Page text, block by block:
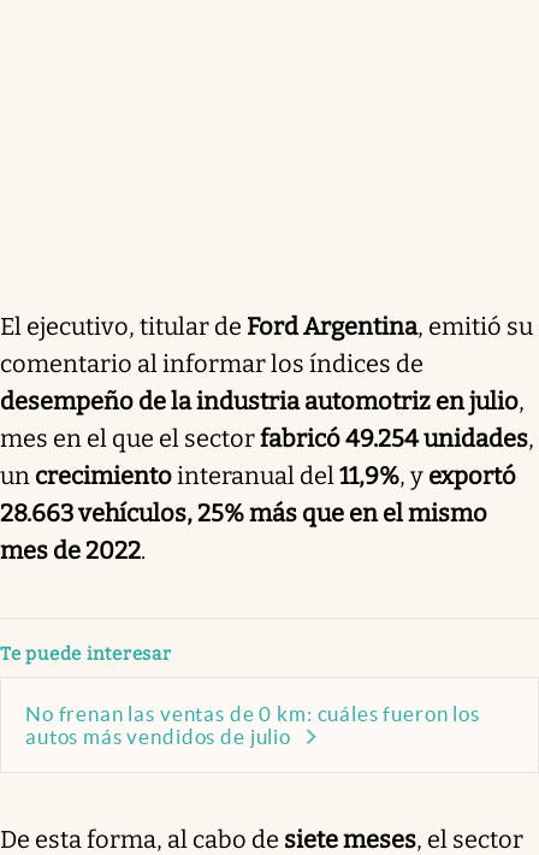
El ejecutivo, titular de Ford Argentina, emitió su
comentario al informar los índices de
desempeño de la industria automotriz en julio,
mes en el que el sectorfabricó 49.254 unidades,
un crecimientointeranual del11,9%, y exportó
28.663 vehículos, 25% más que en el mismo
mes de 2022.
Te puede interesar
No frenan las ventas de 0 km: cuáles fueron los
autos más vendidos de julio
De esta forma, al cabo de siete meses, el sector